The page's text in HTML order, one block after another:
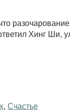
Хинг Ши,
Счастье